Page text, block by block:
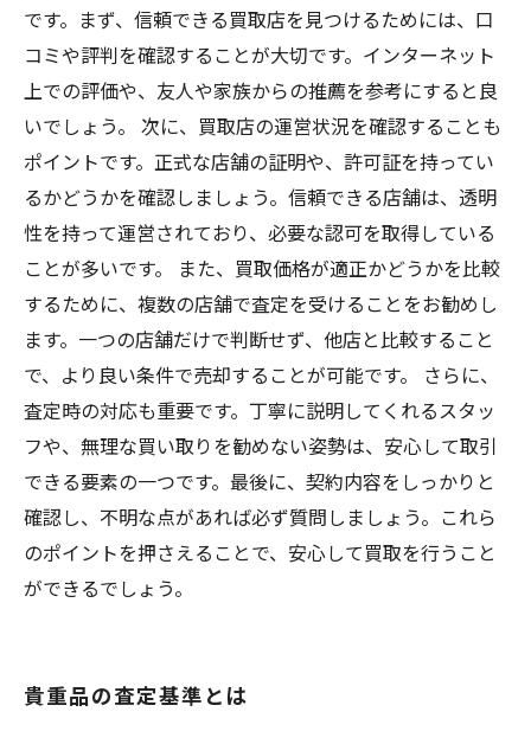
です。まず、信頼できる買取店を見つけるためには、口
コミや評判を確認することが大切です。インターネット
上での評価や、友人や家族からの推薦を参考にすると良
いでしょう。 次に、買取店の運営状況を確認することも
ポイントです。正式な店舗の証明や、許可証を持ってい
るかどうかを確認しましょう。信頼できる店舗は、透明
性を持って運営されており、必要な認可を取得している
ことが多いです。 また、買取価格が適正かどうかを比較
するために、複数の店舗で査定を受けることをお勧めし
ます。一つの店舗だけで判断せず、他店と比較すること
で、より良い条件で売却することが可能です。 さらに、
査定時の対応も重要です。丁寧に説明してくれるスタッ
フや、無理な買い取りを勧めない姿勢は、安心して取引
できる要素の一つです。最後に、契約内容をしっかりと
確認し、不明な点があれば必ず質問しましょう。これら
のポイントを押さえることで、安心して買取を行うこと
ができるでしょう。
貴重品の査定基準とは